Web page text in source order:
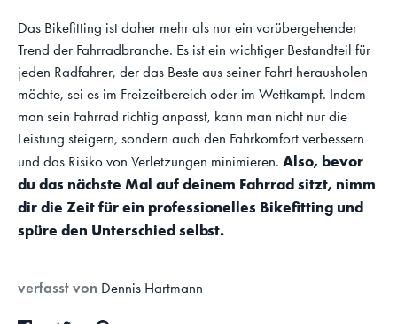
Das Bikefitting ist daher mehr als nur ein vorübergehender
Trend der Fahrradbranche. Es ist ein wichtiger Bestandteil für
jeden Radfahrer, der das Beste aus seiner Fahrt herausholen
möchte, sei es im Freizeitbereich oder im Wettkampf. Indem
man sein Fahrrad richtig anpasst, kann man nicht nur die
Leistung steigern, sondern auch den Fahrkomfort verbessern
und das Risiko von Verletzungen minimieren. Also, bevor
du das nächste Mal auf deinem Fahrrad sitzt, nimm
dir die Zeit für ein professionelles Bikefitting und
spüre den Unterschied selbst.
verfasst von Dennis Hartmann